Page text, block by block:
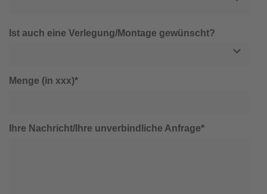
Ist auch eine Verlegung/Montage gewünscht?
Menge (in xxx)*
Ihre Nachricht/Ihre unverbindliche Anfrage*